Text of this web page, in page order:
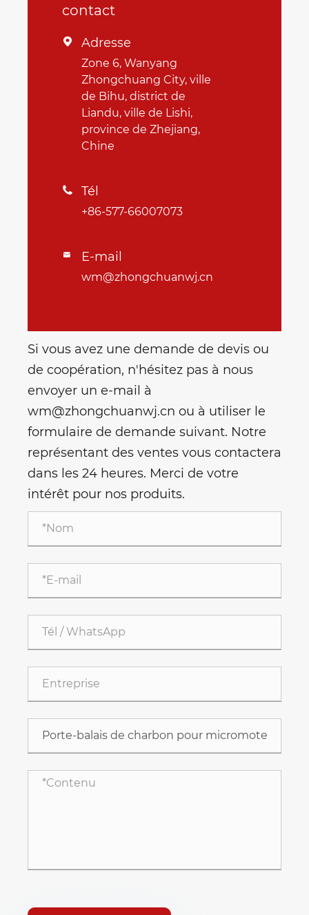
contact
 Adresse
Zone 6, Wanyang
Zhongchuang City, ville
de Bihu, district de
Liandu, ville de Lishi,
province de Zhejiang,
Chine
 Tél
+86-577-66007073
 E-mail
wm@zhongchuanwj.cn
Si vous avez une demande de devis ou
de coopération, n'hésitez pas à nous
envoyer un e-mail à
wm@zhongchuanwj.cn ou à utiliser le
formulaire de demande suivant. Notre
représentant des ventes vous contactera
dans les 24 heures. Merci de votre
intérêt pour nos produits.